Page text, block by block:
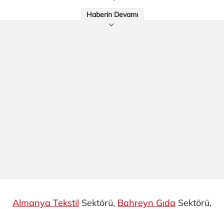
Haberin Devamı
Almanya Tekstil Sektörü, Bahreyn Gıda Sektörü,